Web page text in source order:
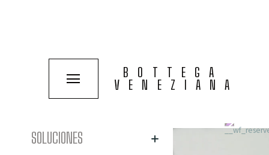
BOTTEGA
VENEZIANA
Explore el refinamiento
de interiores que
Todos los productos
SOLUCIONES